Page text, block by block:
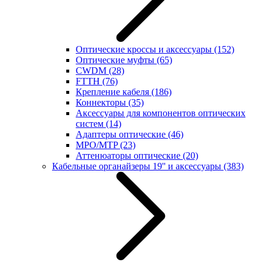
Оптические кроссы и аксессуары (152)
Оптические муфты (65)
CWDM (28)
FTTH (76)
Крепление кабеля (186)
Коннекторы (35)
Аксессуары для компонентов оптических
систем (14)
Адаптеры оптические (46)
MPO/MTP(23)
Аттенюаторы оптические (20)
Кабельные органайзеры 19'' и аксессуары (383)